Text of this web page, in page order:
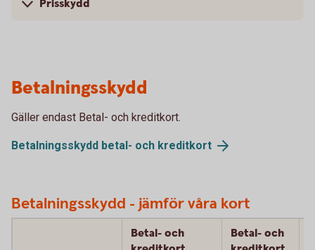
Prisskydd
Betalningsskydd
Gäller endast Betal- och kreditkort.
Betalningsskydd betal- och kreditkort
Betalningsskydd - jämför våra kort
Betal- och
Betal- och